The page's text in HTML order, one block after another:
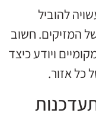
להוביל
המזיקים. חשוב
ויודע כיצד
כל אזור.
התעדכנות